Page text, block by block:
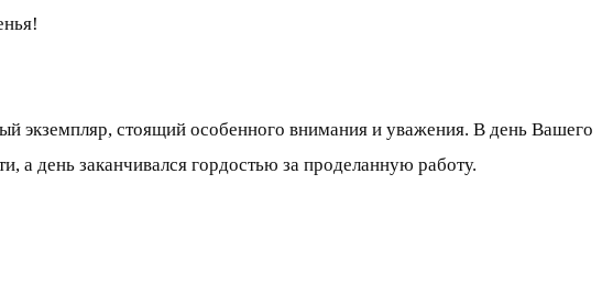
экземпляр, стоящий особенного внимания и уважения. В день Вашего
а день заканчивался гордостью за проделанную работу.